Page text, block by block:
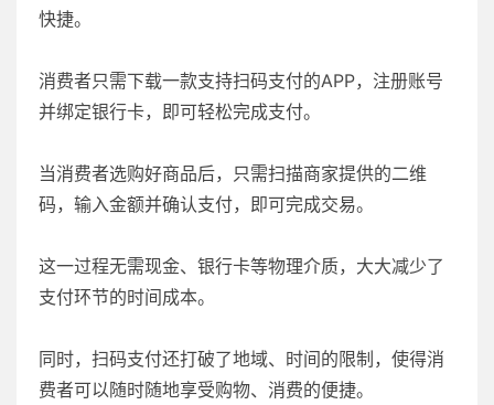
快捷。
消费者只需下载一款支持扫码支付的APP，注册账号
并绑定银行卡，即可轻松完成支付。
当消费者选购好商品后，只需扫描商家提供的二维
码，输入金额并确认支付，即可完成交易。
这一过程无需现金、银行卡等物理介质，大大减少了
支付环节的时间成本。
同时，扫码支付还打破了地域、时间的限制，使得消
费者可以随时随地享受购物、消费的便捷。